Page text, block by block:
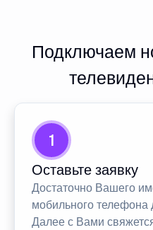
Подключаем
1
Оставьте заявку
Достаточно Вашего
мобильного телефона
Далее с Вами